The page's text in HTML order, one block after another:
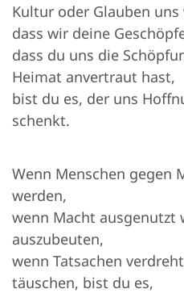
Kultur oder Glauben uns
dass wir deine
dass du uns die
Heimat anvertraut hast,
bist du es, der uns
schenkt.
Wenn Menschen gegen
werden,
wenn Macht ausgenutzt
auszubeuten,
wenn Tatsachen
täuschen, bist du es,